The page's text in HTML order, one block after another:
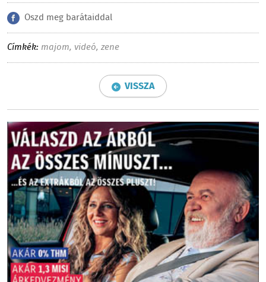
Oszd meg barátaiddal
Címkék: majom, videó, zene
VISSZA